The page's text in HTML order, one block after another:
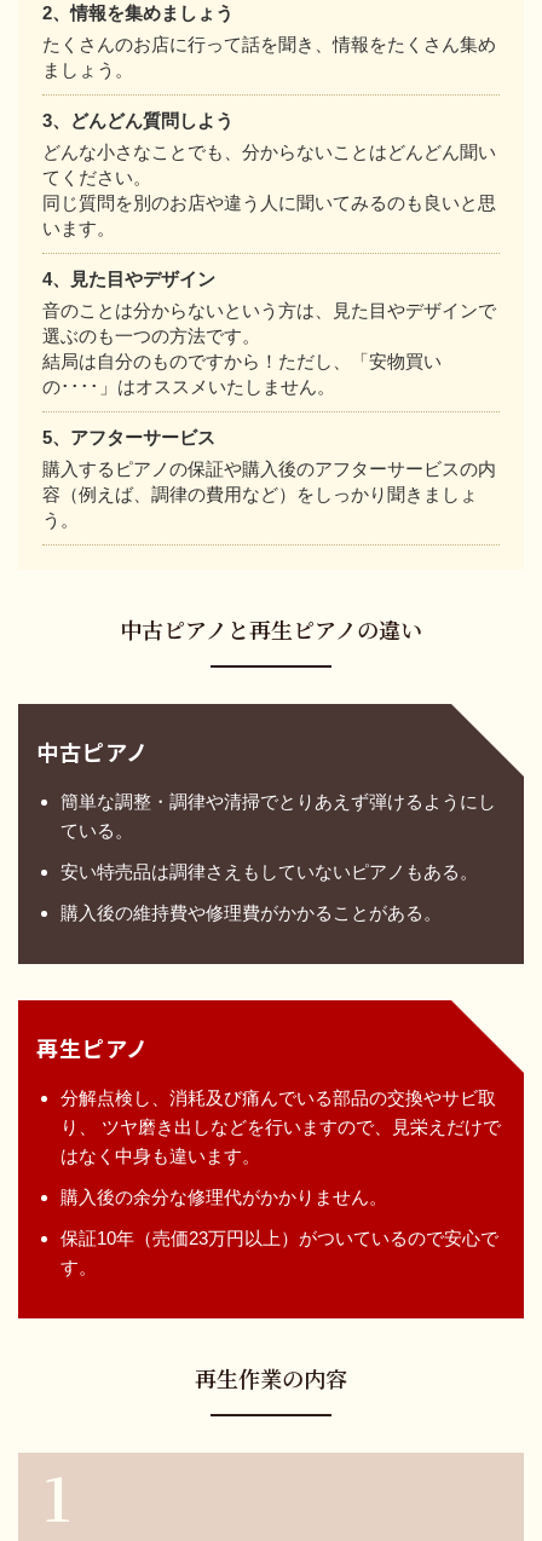
2、情報を集めましょう
たくさんのお店に行って話を聞き、情報をたくさん集め
ましょう。
3、どんどん質問しよう
どんな小さなことでも、分からないことはどんどん聞い
てください。
同じ質問を別のお店や違う人に聞いてみるのも良いと思
います。
4、見た目やデザイン
音のことは分からないという方は、見た目やデザインで
選ぶのも一つの方法です。
結局は自分のものですから！ただし、「安物買い
の････」はオススメいたしません。
5、アフターサービス
購入するピアノの保証や購入後のアフターサービスの内
容（例えば、調律の費用など）をしっかり聞きましょ
う。
中古ピアノと再生ピアノの違い
中古ピアノ
簡単な調整・調律や清掃でとりあえず弾けるようにし
ている。
安い特売品は調律さえもしていないピアノもある。
購入後の維持費や修理費がかかることがある。
再生ピアノ
分解点検し、消耗及び痛んでいる部品の交換やサビ取
り、
ツヤ磨き出しなどを行いますので、見栄えだけで
はなく中身も違います。
購入後の余分な修理代がかかりません。
保証10年（売価23万円以上）がついているので安心で
す。
再生作業の内容
1